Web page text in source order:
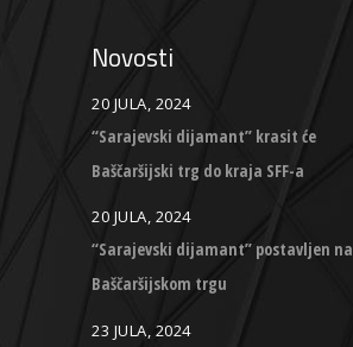
Novosti
20 JULA, 2024
“Sarajevski dijamant” krasit će
Baščaršijski trg do kraja SFF-a
20 JULA, 2024
“Sarajevski dijamant” postavljen na
Baščaršijskom trgu
23 JULA, 2024